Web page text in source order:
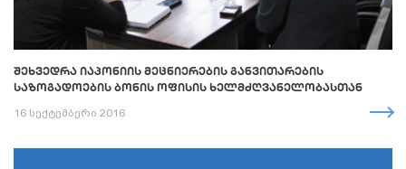
ᲨᲔᲮᲕᲔᲓᲠᲐ ᲘᲐᲞᲝᲜᲘᲘᲡ ᲛᲔᲪᲜᲘᲔᲠᲔᲑᲘᲡ ᲒᲐᲜᲕᲘᲗᲐᲠᲔᲑᲘᲡ
ᲡᲐᲖᲝᲒᲐᲓᲝᲔᲑᲘᲡ ᲑᲝᲜᲘᲡ ᲝᲤᲘᲡᲘᲡ ᲮᲔᲚᲛᲫᲦᲕᲐᲜᲔᲚᲝᲑᲐᲡᲗᲐᲜ
16 სექტემბერი 2016